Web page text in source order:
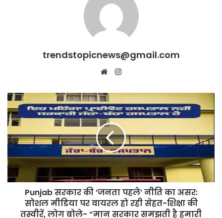
trendstopicnews@gmail.com
Website
Punjab
सरकार
की
‘जनता
पहले’
नीति
का
असर:
सोशल
वायरल
Punjab सरकार की ‘जनता पहले’ नीति का असर:
सोशल मीडिया पर वायरल हो रही सेहत-शिक्षा की
तस्वीरें, लोग बोले- “मान सरकार समझती है हमारी